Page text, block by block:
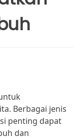
Berbagai jenis
penting dapat
dan